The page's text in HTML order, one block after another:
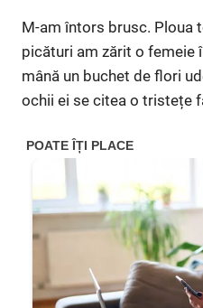
M-am întors brusc. Ploua
picături am zărit o femeie
mână un buchet de flori
ochii ei se citea o tristețe